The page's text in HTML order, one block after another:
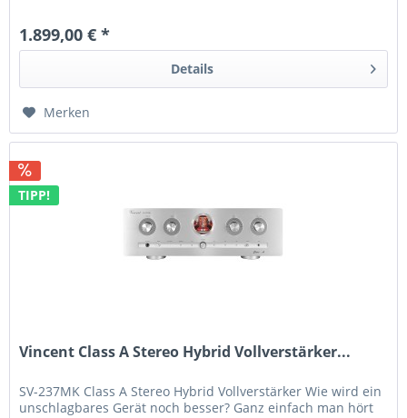
1.899,00 € *
Details
Merken
TIPP!
Vincent Class A Stereo Hybrid Vollverstärker...
SV-237MK Class A Stereo Hybrid Vollverstärker Wie wird ein
unschlagbares Gerät noch besser? Ganz einfach man hört